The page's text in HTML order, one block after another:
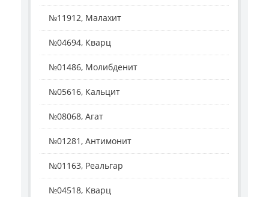
№11912, Малахит
№04694, Кварц
№01486, Молибденит
№05616, Кальцит
№08068, Агат
№01281, Антимонит
№01163, Реальгар
№04518, Кварц